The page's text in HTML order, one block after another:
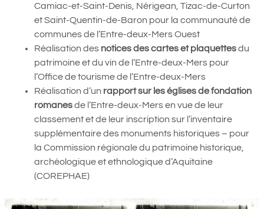
Camiac-et-Saint-Denis, Nérigean, Tizac-de-Curton
et Saint-Quentin-de-Baron pour la communauté de
communes de l’Entre-deux-Mers Ouest
Réalisation des notices des cartes et plaquettesdu
patrimoine et du vin de l’Entre-deux-Mers pour
l’Office de tourisme de l’Entre-deux-Mers
Réalisation d’un rapport sur les églises de fondation
romanesde l’Entre-deux-Mers en vue de leur
classement et de leur inscription sur l’inventaire
supplémentaire des monuments historiques – pour
la Commission régionale du patrimoine historique,
archéologique et ethnologique d’Aquitaine
(COREPHAE)